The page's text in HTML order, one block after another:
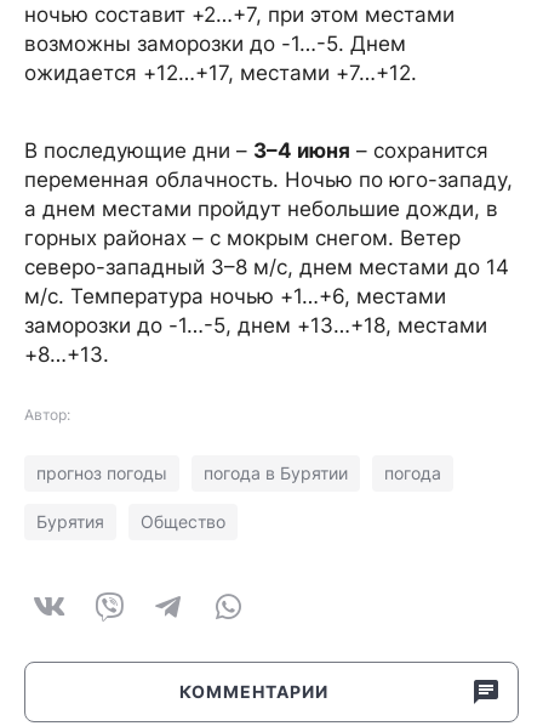
ночью составит +2…+7, при этом местами
возможны заморозки до -1…-5. Днем
ожидается +12…+17, местами +7…+12.
В последующие дни – 3–4 июня – сохранится
переменная облачность. Ночью по юго-западу,
а днем местами пройдут небольшие дожди, в
горных районах – с мокрым снегом. Ветер
северо-западный 3–8 м/с, днем местами до 14
м/с. Температура ночью +1…+6, местами
заморозки до -1…-5, днем +13…+18, местами
+8…+13.
Автор:
прогноз погоды погода в Бурятии погода
Бурятия Общество
КОММЕНТАРИИ